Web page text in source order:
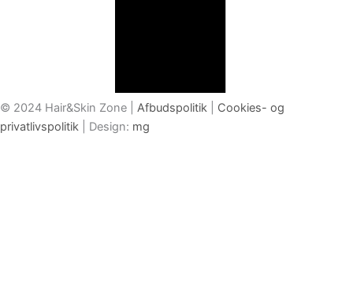
© 2024 Hair&Skin Zone | Afbudspolitik
Cookies- og
privatlivspolitik | Design: mg